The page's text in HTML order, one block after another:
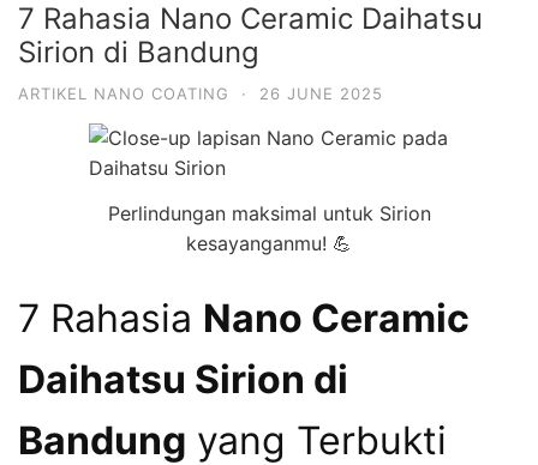
7 Rahasia Nano Ceramic Daihatsu
Sirion di Bandung
ARTIKEL NANO COATING · 26 JUNE 2025
Perlindungan maksimal untuk Sirion
kesayanganmu! 💪
7 Rahasia Nano Ceramic
Daihatsu Sirion di
Bandung yang Terbukti